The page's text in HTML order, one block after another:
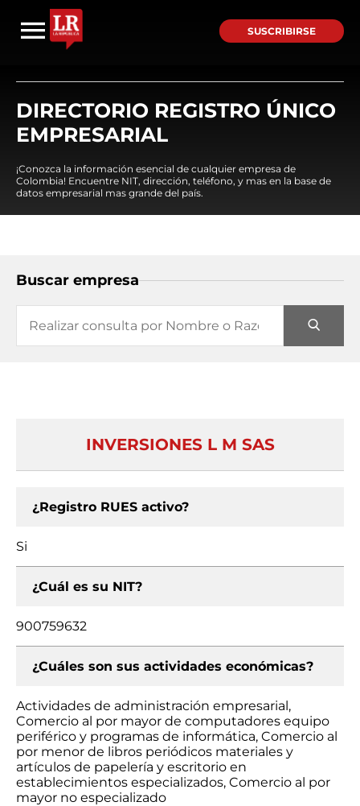
SUSCRIBIRSE
DIRECTORIO REGISTRO ÚNICO
EMPRESARIAL
¡Conozca la información esencial de cualquier empresa de
Colombia! Encuentre NIT, dirección, teléfono, y mas en la base de
datos empresarial mas grande del país.
Buscar empresa
INVERSIONES L M SAS
¿Registro RUES activo?
Si
¿Cuál es su NIT?
900759632
¿Cuáles son sus actividades económicas?
Actividades de administración empresarial,
Comercio al por mayor de computadores equipo
periférico y programas de informática, Comercio al
por menor de libros periódicos materiales y
artículos de papelería y escritorio en
establecimientos especializados, Comercio al por
mayor no especializado